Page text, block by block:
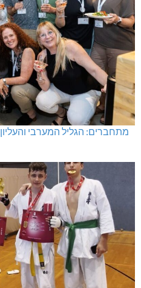
מתחברים: הגליל המערבי והעליון